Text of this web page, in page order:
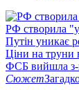
РФ створила
Путін уникає
Ціни на труни
ФСБ вийшла з-
Сюжет